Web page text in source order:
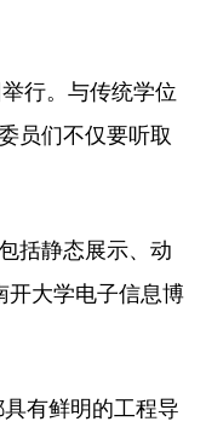
行。与传统学位
员们不仅要听取
括静态展示、动
开大学电子信息博
有鲜明的工程导